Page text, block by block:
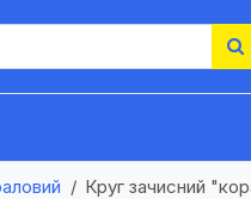
Круг зачисний